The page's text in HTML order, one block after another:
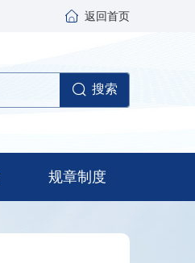
返回首页
搜索
规章制度